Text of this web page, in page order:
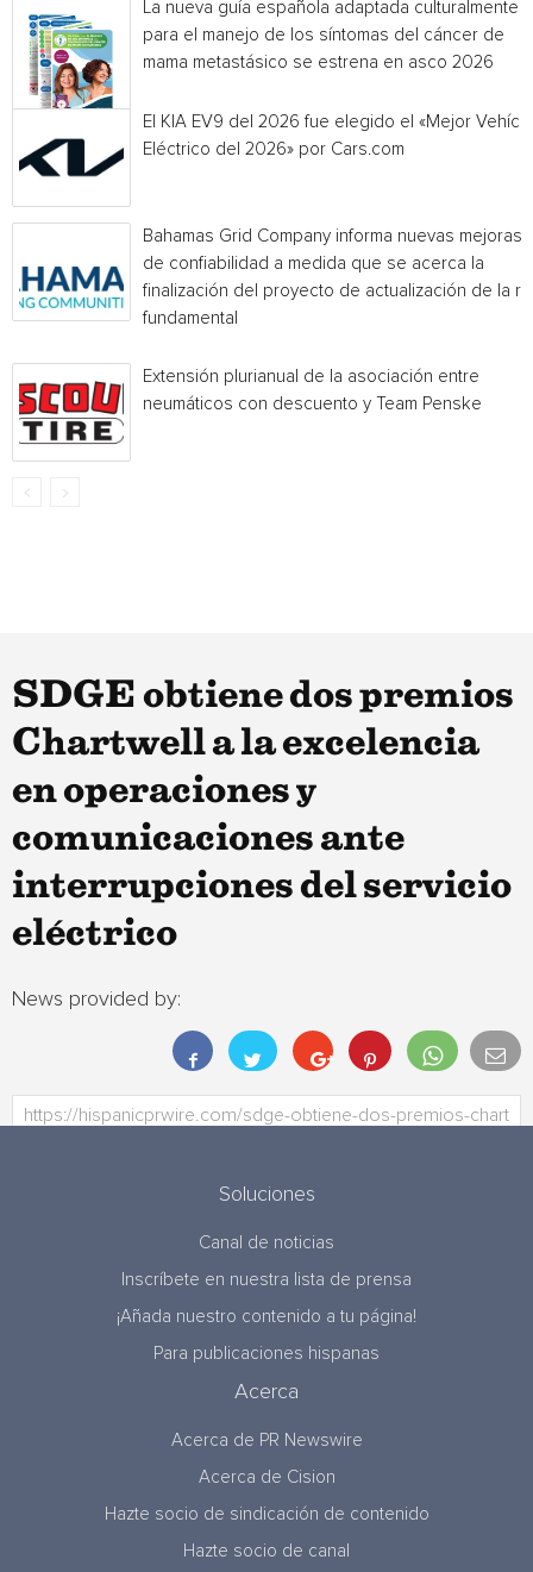
La nueva guía española adaptada culturalmente
para el manejo de los síntomas del cáncer de
mama metastásico se estrena en asco 2026
El KIA EV9 del 2026 fue elegido el «Mejor
Eléctrico del 2026» por Cars.com
Bahamas Grid Company informa nuevas mejoras
de confiabilidad a medida que se acerca la
finalización del proyecto de actualización de la
fundamental
Extensión plurianual de la asociación entre
neumáticos con descuento y Team Penske
SDGE obtiene dos premios
Chartwell a la excelencia
en operaciones y
comunicaciones ante
interrupciones del servicio
eléctrico
News provided by:
Soluciones
Canal de noticias
Inscríbete en nuestra lista de prensa
¡Añada nuestro contenido a tu página!
Para publicaciones hispanas
Acerca
Acerca de PR Newswire
Acerca de Cision
Hazte socio de sindicación de contenido
Hazte socio de canal